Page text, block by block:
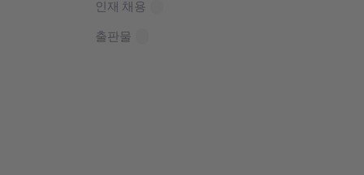
인재 채용
출판물